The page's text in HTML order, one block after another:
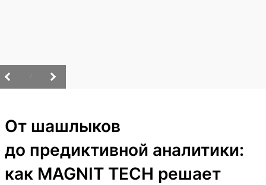
От шашлыков
до предиктивной аналитики:
как MAGNIT TECH решает